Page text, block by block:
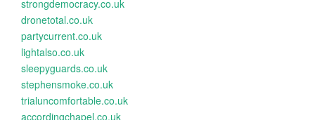
strongdemocracy.co.uk
dronetotal.co.uk
partycurrent.co.uk
lightalso.co.uk
sleepyguards.co.uk
stephensmoke.co.uk
trialuncomfortable.co.uk
accordingchapel.co.uk